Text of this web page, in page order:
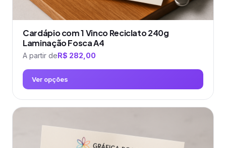
Cardápio com 1 Vinco Reciclato 240g
Laminação Fosca A4
A partir deR$ 282,00
Ver opções
Este
produto